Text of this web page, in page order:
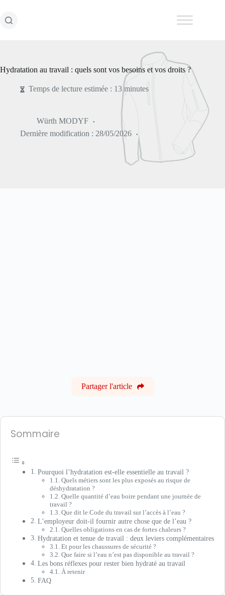
contenu
Hydratation au travail : quels sont vos besoins et vos droits ?
Temps de lecture estimée : 13 minutes
Würth MODYF
Dernière modification : 28/05/2026
Partager l'article
Sommaire
Pourquoi l’hydratation est-elle essentielle au travail ?
Quels métiers sont les plus exposés au risque de
déshydratation ?
Quelle quantité d’eau boire pendant une journée de
travail ?
Que dit le Code du travail sur l’accès à l’eau ?
L’employeur doit-il fournir autre chose que de l’eau ?
Quelles obligations en cas de fortes chaleurs ?
Hydratation et tenue de travail : deux leviers complémentaires
Et pour les chaussures de sécurité ?
Que faire si l’eau n’est pas disponible au travail ?
Les bons réflexes pour rester bien hydraté au travail
À retenir
FAQ